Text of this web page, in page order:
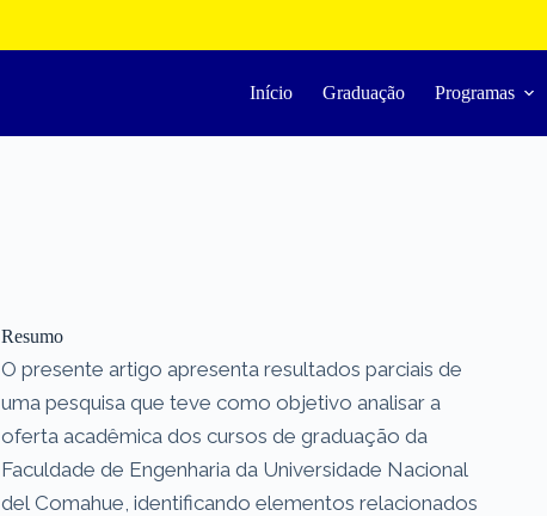
Início Graduação Programas
Resumo
O presente artigo apresenta resultados parciais de
uma pesquisa que teve como objetivo analisar a
oferta acadêmica dos cursos de graduação da
Faculdade de Engenharia da Universidade Nacional
del Comahue, identificando elementos relacionados